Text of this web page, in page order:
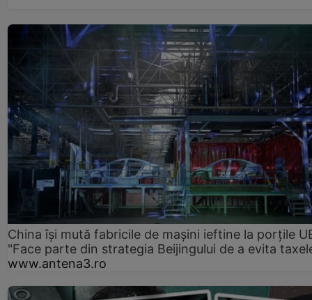
China își mută fabricile de mașini ieftine la porțile
"Face parte din strategia Beijingului de a evita
www.antena3.ro